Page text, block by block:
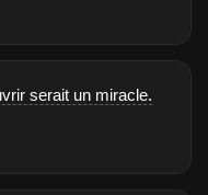
serait un miracle.